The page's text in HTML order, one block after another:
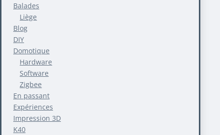
Balades
Liège
Blog
DIY
Domotique
Hardware
Software
Zigbee
En passant
Expériences
Impression 3D
K40